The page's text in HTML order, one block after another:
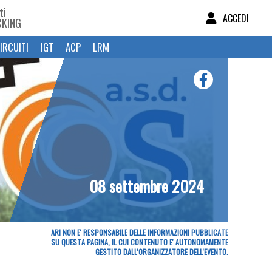
ACCEDI
IGT ACP LRM
08 settembre 2024
ARI NON E' RESPONSABILE DELLE INFORMAZIONI PUBBLICATE
SU QUESTA PAGINA, IL CUI CONTENUTO E' AUTONOMAMENTE
GESTITO DALL'ORGANIZZATORE DELL'EVENTO.